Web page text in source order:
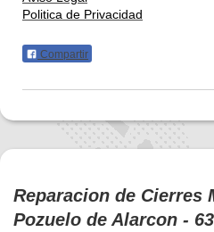
Politica de Privacidad
Compartir
Reparacion de Cierres
Pozuelo de Alarcon -